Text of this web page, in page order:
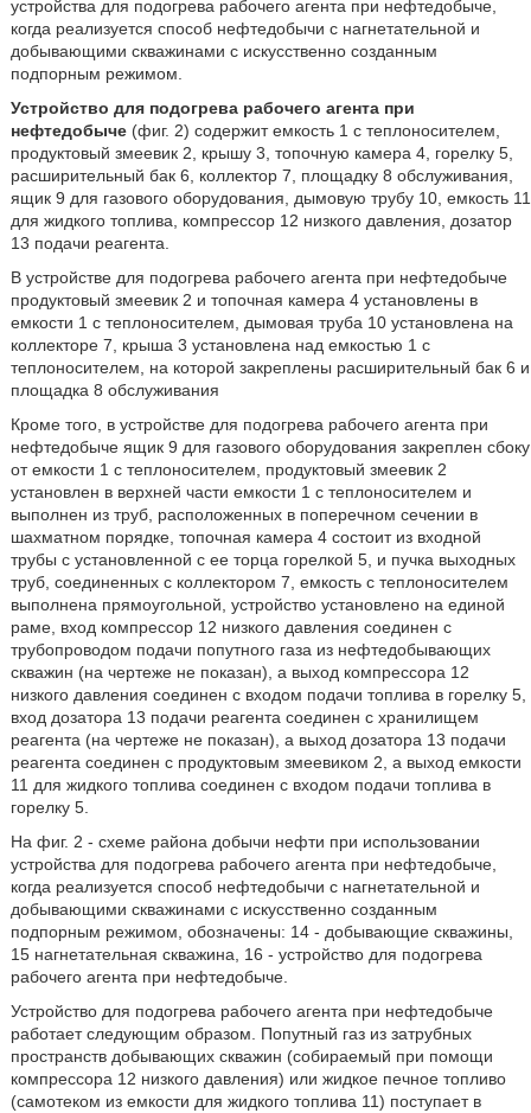
устройства для подогрева рабочего агента при нефтедобыче,
когда реализуется способ нефтедобычи с нагнетательной и
добывающими скважинами с искусственно созданным
подпорным режимом.
Устройство для подогрева рабочего агента при
нефтедобыче(фиг. 2) содержит емкость 1 с теплоносителем,
продуктовый змеевик 2, крышу 3, топочную камера 4, горелку 5,
расширительный бак 6, коллектор 7, площадку 8 обслуживания,
ящик 9 для газового оборудования, дымовую трубу 10, емкость 11
для жидкого топлива, компрессор 12 низкого давления, дозатор
13 подачи реагента.
В устройстве для подогрева рабочего агента при нефтедобыче
продуктовый змеевик 2 и топочная камера 4 установлены в
емкости 1 с теплоносителем, дымовая труба 10 установлена на
коллекторе 7, крыша 3 установлена над емкостью 1 с
теплоносителем, на которой закреплены расширительный бак 6 и
площадка 8 обслуживания
Кроме того, в устройстве для подогрева рабочего агента при
нефтедобыче ящик 9 для газового оборудования закреплен сбоку
от емкости 1 с теплоносителем, продуктовый змеевик 2
установлен в верхней части емкости 1 с теплоносителем и
выполнен из труб, расположенных в поперечном сечении в
шахматном порядке, топочная камера 4 состоит из входной
трубы с установленной с ее торца горелкой 5, и пучка выходных
труб, соединенных с коллектором 7, емкость с теплоносителем
выполнена прямоугольной, устройство установлено на единой
раме, вход компрессор 12 низкого давления соединен с
трубопроводом подачи попутного газа из нефтедобывающих
скважин (на чертеже не показан), а выход компрессора 12
низкого давления соединен с входом подачи топлива в горелку 5,
вход дозатора 13 подачи реагента соединен с хранилищем
реагента (на чертеже не показан), а выход дозатора 13 подачи
реагента соединен с продуктовым змеевиком 2, а выход емкости
11 для жидкого топлива соединен с входом подачи топлива в
горелку 5.
На фиг. 2 - схеме района добычи нефти при использовании
устройства для подогрева рабочего агента при нефтедобыче,
когда реализуется способ нефтедобычи с нагнетательной и
добывающими скважинами с искусственно созданным
подпорным режимом, обозначены: 14 - добывающие скважины,
15 нагнетательная скважина, 16 - устройство для подогрева
рабочего агента при нефтедобыче.
Устройство для подогрева рабочего агента при нефтедобыче
работает следующим образом. Попутный газ из затрубных
пространств добывающих скважин (собираемый при помощи
компрессора 12 низкого давления) или жидкое печное топливо
(самотеком из емкости для жидкого топлива 11) поступает в